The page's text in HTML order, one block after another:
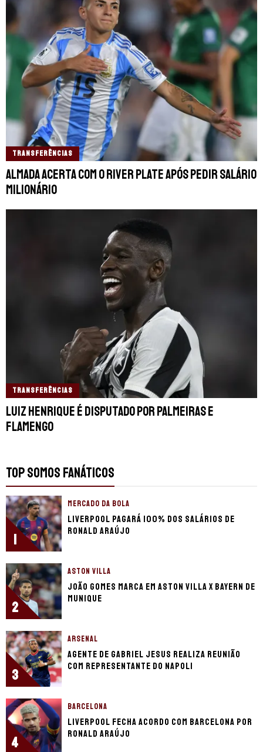
TRANSFERÊNCIAS
Almada acerta com o River Plate após pedir salário
milionário
TRANSFERÊNCIAS
Luiz Henrique é disputado por Palmeiras e
Flamengo
TOP SOMOS FANÁTICOS
1
MERCADO DA BOLA
Liverpool pagará 100% dos salários de
Ronald Araújo
2
ASTON VILLA
João Gomes marca em Aston Villa x Bayern de
Munique
3
ARSENAL
Agente de Gabriel Jesus realiza reunião
com representante do Napoli
4
BARCELONA
Liverpool fecha acordo com Barcelona por
Ronald Araújo